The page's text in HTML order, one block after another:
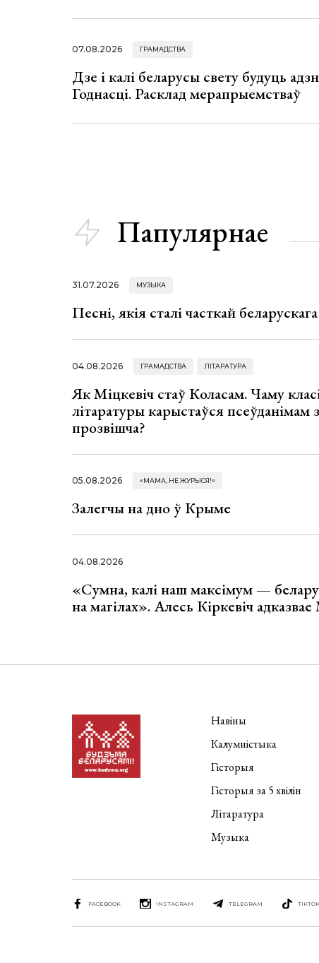
07.08.2026 ГРАМАДСТВА
Дзе і калі беларусы свету будуць
Годнасці. Расклад мерапрыемстваў
Папулярнае
31.07.2026 МУЗЫКА
Песні, якія сталі часткай
04.08.2026 ГРАМАДСТВА ЛІТАРАТУРА
Як Міцкевіч стаў Коласам. Чаму
літаратуры карыстаўся псеўданімам
прозвішча?
05.08.2026 «МАМА, НЕ ЖУРЫСЯ!»
Залегчы на дно ў Крыме
04.08.2026
«Сумна, калі наш максімум —
на магілах». Алесь Кіркевіч
Навіны
Калумністыка
Гісторыя
Гісторыя за 5 хвілін
Літаратура
Музыка
FACEBOOK INSTAGRAM TELEGRAM TIKTOK